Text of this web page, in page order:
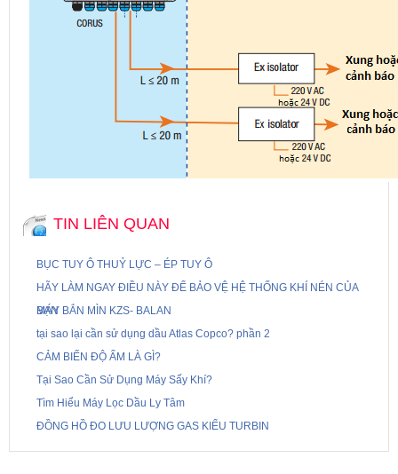
TIN LIÊN QUAN
BỤC TUY Ô THUỶ LỰC – ÉP TUY Ô
HÃY LÀM NGAY ĐIỀU NÀY ĐỂ BẢO VỆ HỆ THỐNG KHÍ NÉN CỦA
BẠN
MÁY BẮN MÌN KZS- BALAN
tại sao lại cần sử dụng dầu Atlas Copco? phần 2
CẢM BIẾN ĐỘ ẨM LÀ GÌ?
Tại Sao Cần Sử Dụng Máy Sấy Khí?
Tìm Hiểu Máy Lọc Dầu Ly Tâm
ĐỒNG HỒ ĐO LƯU LƯỢNG GAS KIỂU TURBIN